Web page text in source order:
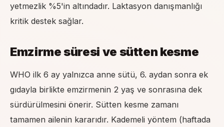
yetmezlik %5'in altındadır. Laktasyon danışmanlığı
kritik destek sağlar.
Emzirme süresi ve sütten kesme
WHO ilk 6 ay yalnızca anne sütü, 6. aydan sonra ek
gıdayla birlikte emzirmenin 2 yaş ve sonrasına dek
sürdürülmesini önerir. Sütten kesme zamanı
tamamen ailenin kararıdır. Kademeli yöntem (haftada